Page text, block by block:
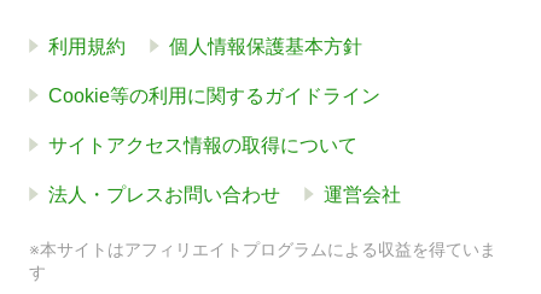
利用規約 個人情報保護基本方針
Cookie等の利用に関するガイドライン
サイトアクセス情報の取得について
法人・プレスお問い合わせ 運営会社
※本サイトはアフィリエイトプログラムによる収益を得ていま
す